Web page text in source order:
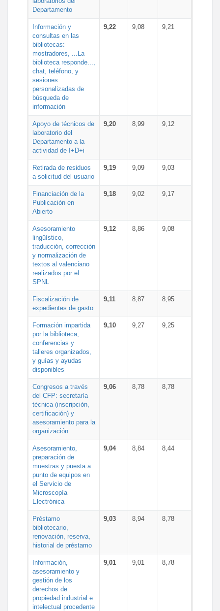
Departamento
Información y
consultas en las
bibliotecas:
mostradores, ...La
biblioteca responde...,
chat, teléfono, y
sesiones
personalizadas de
búsqueda de
información
9,22 9,08 9,21
Apoyo de técnicos de
laboratorio del
Departamento a la
actividad de I+D+i
9,20 8,99 9,12
Retirada de residuos
a solicitud del usuario
9,19 9,09 9,03
Financiación de la
Publicación en
Abierto
9,18 9,02 9,17
Asesoramiento
lingüístico,
traducción, corrección
y normalización de
textos al valenciano
realizados por el
SPNL
9,12 8,86 9,08
Fiscalización de
expedientes de gasto
9,11 8,87 8,95
Formación impartida
por la biblioteca,
conferencias y
talleres organizados,
y guías y ayudas
disponibles
9,10 9,27 9,25
Congresos a través
del CFP: secretaría
técnica (inscripción,
certificación) y
asesoramiento para la
organización.
9,06 8,78 8,78
Asesoramiento,
preparación de
muestras y puesta a
punto de equipos en
el Servicio de
Microscopía
Electrónica
9,04 8,84 8,44
Préstamo
bibliotecario,
renovación, reserva,
historial de préstamo
9,03 8,94 8,78
Información,
asesoramiento y
gestión de los
derechos de
propiedad industrial e
intelectual procedente
9,01 9,01 8,78